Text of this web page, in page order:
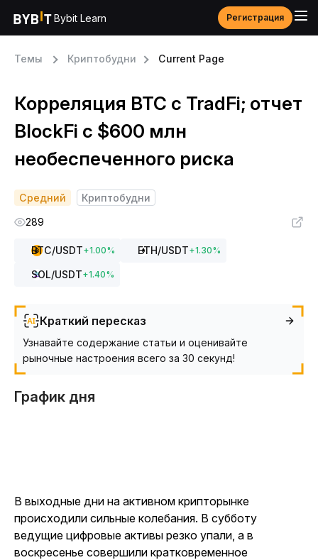
Bybit Learn Регистрация
Темы Криптобудни Current Page
Корреляция BTC с TradFi; отчет
BlockFi c $600 млн
необеспеченного риска
Средний
Криптобудни
289
BTC/USDT+1.00% ETH/USDT+1.30%
SOL/USDT+1.40%
Краткий пересказ
Узнавайте содержание статьи и оценивайте
рыночные настроения всего за 30 секунд!
График дня
В выходные дни на активном крипторынке
происходили сильные колебания. В субботу
ведущие цифровые активы резко упали, а в
воскресенье совершили кратковременное